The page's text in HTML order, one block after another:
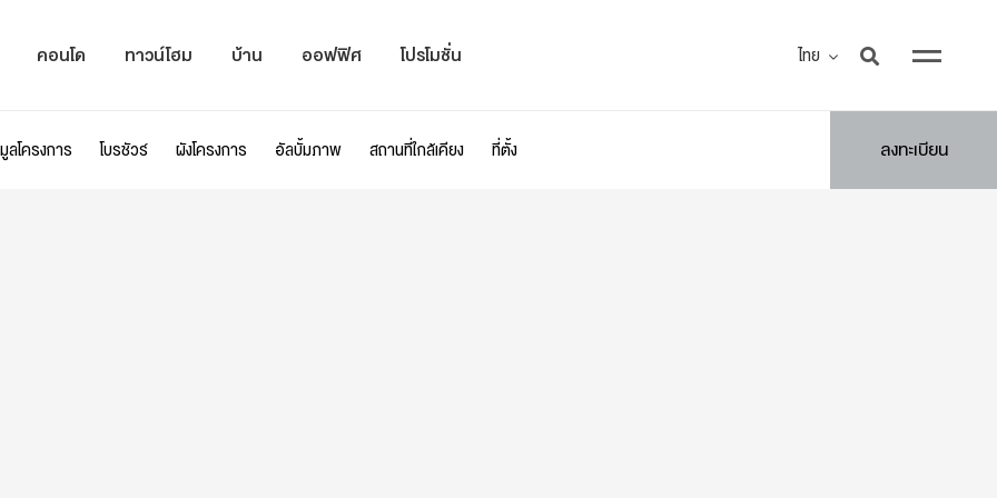
คอนโด ทาวน์โฮม บ้าน ออฟฟิศ โปรโมชั่น ไทย
ลงทะเบียน
ลโครงการ โบรชัวร์ ผังโครงการ อัลบั้มภาพ สถานที่ใกล้เคียง ที่ตั้ง